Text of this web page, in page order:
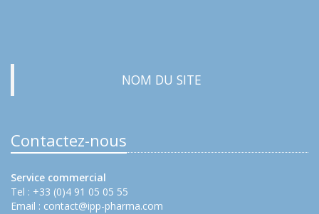
NOM DU SITE
Contactez-nous
Service commercial
Tel : +33 (0)4 91 05 05 55
Email : contact@ipp-pharma.com